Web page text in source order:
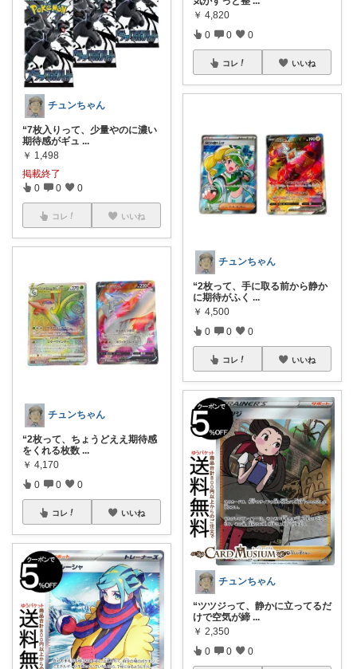
チュンちゃん
“7枚入りって、少量やのに濃い
期待感がギュ ...
￥ 1,498
掲載終了
0 0 0
コレ いいね
チュンちゃん
“2枚って、ちょうどええ期待感
をくれる枚数 ...
￥ 4,170
0 0 0
コレ いいね
￥ 4,820
0 0 0
コレ いいね
チュンちゃん
“2枚って、手に取る前から静か
に期待がふく ...
￥ 4,500
0 0 0
コレ いいね
チュンちゃん
“ツツジって、静かに立ってるだ
けで空気が締 ...
￥ 2,350
0 0 0